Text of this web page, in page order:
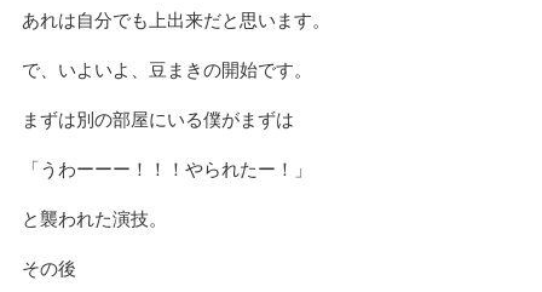
あれは自分でも上出来だと思います。
で、いよいよ、豆まきの開始です。
まずは別の部屋にいる僕がまずは
「うわーーー！！！やられたー！」
と襲われた演技。
その後